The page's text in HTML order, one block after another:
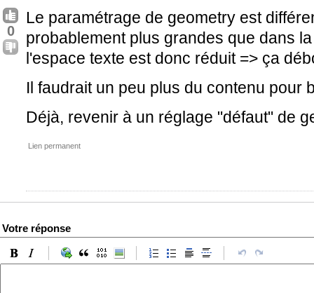
0
Le paramétrage de geometry est
probablement plus grandes que dans
l'espace texte est donc réduit => ça
Il faudrait un peu plus du contenu pour
Déjà, revenir à un réglage "défaut" de
Lien permanent
Votre réponse